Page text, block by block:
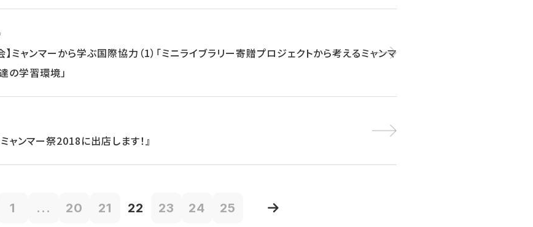
】ミャンマーから学ぶ国際協力（1）「ミニライブラリー寄贈プロジェクトから考えるミャンマ
の学習環境」
ャンマー祭2018に出店します！』
1 ... 20 21 22 23 24 25